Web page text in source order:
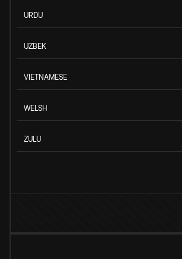
URDU
UZBEK
VIETNAMESE
WELSH
ZULU